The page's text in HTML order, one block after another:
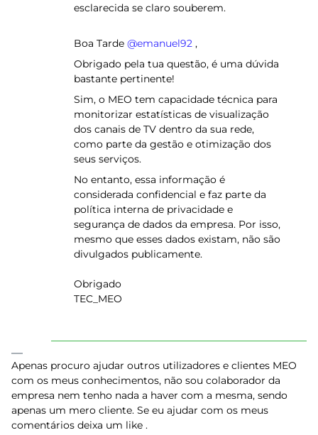
esclarecida se claro souberem.
Boa Tarde ​ @emanuel92 ,
Obrigado pela tua questão, é uma dúvida
bastante pertinente!
Sim, o MEO tem capacidade técnica para
monitorizar estatísticas de visualização
dos canais de TV dentro da sua rede,
como parte da gestão e otimização dos
seus serviços.
No entanto, essa informação é
considerada confidencial e faz parte da
política interna de privacidade e
segurança de dados da empresa. Por isso,
mesmo que esses dados existam, não são
divulgados publicamente.
Obrigado
TEC_MEO
Apenas procuro ajudar outros utilizadores e clientes MEO
com os meus conhecimentos, não sou colaborador da
empresa nem tenho nada a haver com a mesma, sendo
apenas um mero cliente. Se eu ajudar com os meus
comentários deixa um like .